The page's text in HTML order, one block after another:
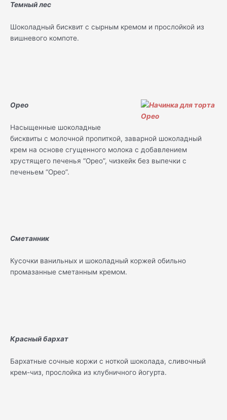
Темный лес
Шоколадный бисквит с сырным кремом и прослойкой из
вишневого компоте.
Орео
Насыщенные шоколадные
бисквиты с молочной пропиткой, заварной шоколадный
крем на основе сгущенного молока с добавлением
хрустящего печенья “Орео”, чизкейк без выпечки с
печеньем “Орео”.
Сметанник
Кусочки ванильных и шоколадный коржей обильно
промазанные сметанным кремом.
Красный бархат
Бархатные сочные коржи с ноткой шоколада, сливочный
крем-чиз, прослойка из клубничного йогурта.